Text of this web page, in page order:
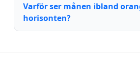
Varför ser månen ibland
horisonten?